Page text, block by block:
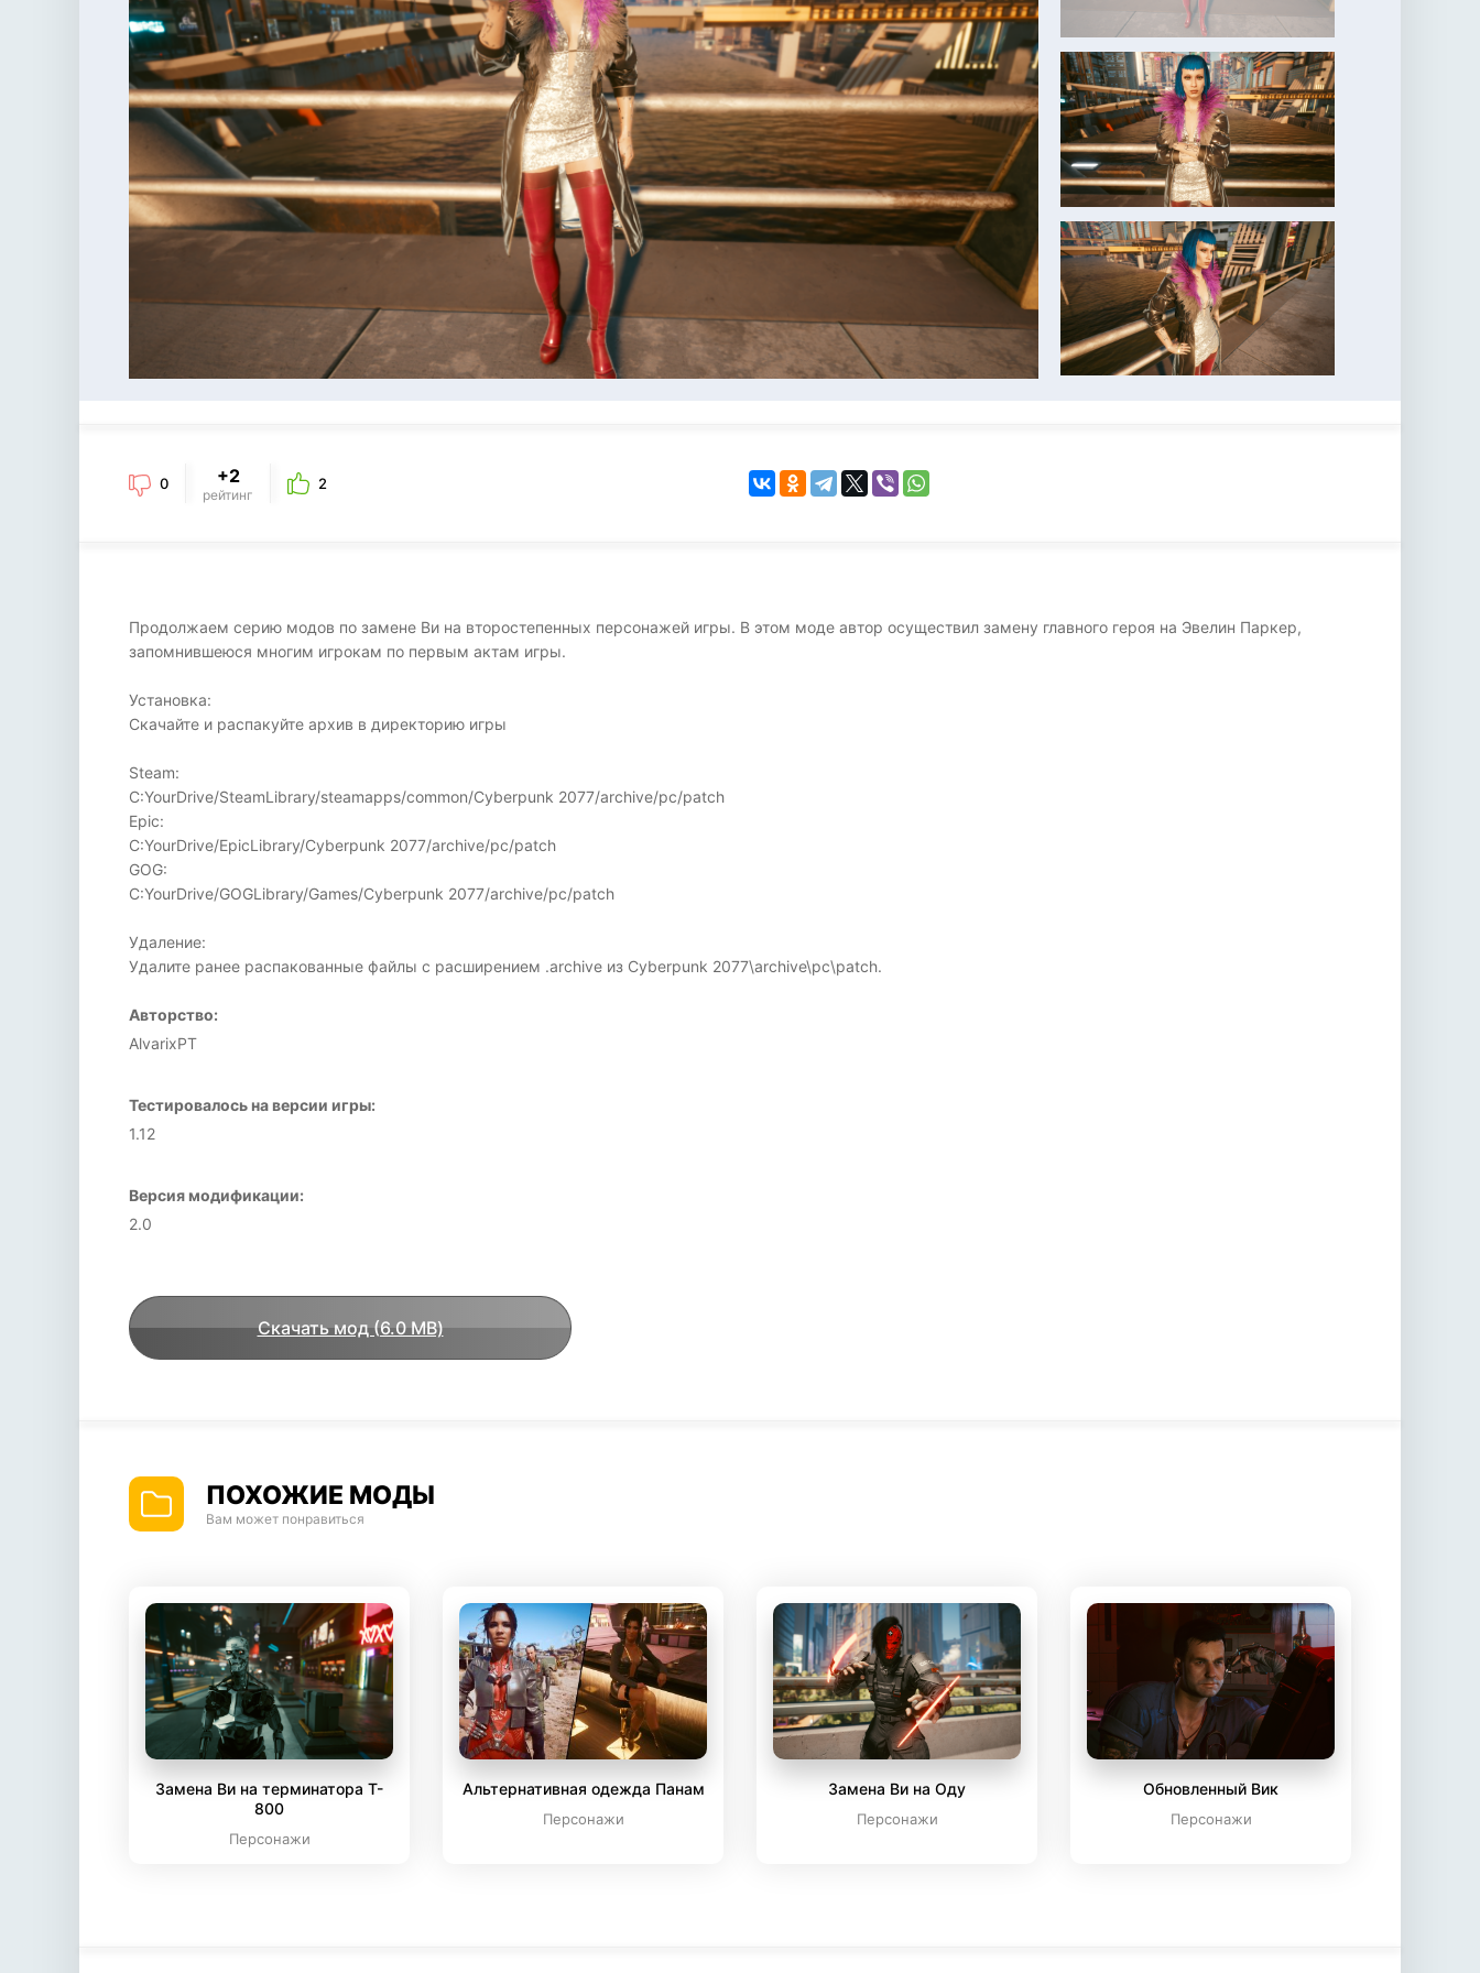
KINGDOM COME:
DELIVERANCE
KENSHI
экшн
0 +2
рейтинг
2
Продолжаем серию модов по замене Ви на второстепенных персонажей игры. В этом моде автор осуществил замену главного героя на Эвелин Паркер,
запомнившеюся многим игрокам по первым актам игры.
Установка:
Скачайте и распакуйте архив в директорию игры
Steam:
C:YourDrive/SteamLibrary/steamapps/common/Cyberpunk 2077/archive/pc/patch
Epic:
C:YourDrive/EpicLibrary/Cyberpunk 2077/archive/pc/patch
GOG:
C:YourDrive/GOGLibrary/Games/Cyberpunk 2077/archive/pc/patch
Удаление:
Удалите ранее распакованные файлы с расширением .archive из Cyberpunk 2077\archive\pc\patch.
Авторство:
AlvarixPT
Тестировалось на версии игры:
1.12
Версия модификации:
2.0
Скачать мод (6.0 MB)
ПОХОЖИЕ МОДЫ
Вам может понравиться
Замена Ви на терминатора T-
800
Персонажи
Альтернативная одежда Панам
Персонажи
Замена Ви на Оду
Персонажи
Обновленный Вик
Персонажи